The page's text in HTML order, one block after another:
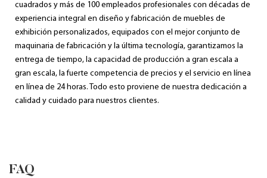
cuadrados y más de 100 empleados profesionales con décadas de
experiencia integral en diseño y fabricación de muebles de
exhibición personalizados, equipados con el mejor conjunto de
maquinaria de fabricación y la última tecnología, garantizamos la
entrega de tiempo, la capacidad de producción a gran escala a
gran escala, la fuerte competencia de precios y el servicio en línea
en línea de 24 horas. Todo esto proviene de nuestra dedicación a
calidad y cuidado para nuestros clientes.
FAQ